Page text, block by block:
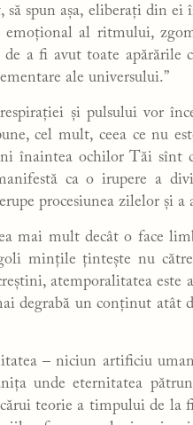
spun așa, eliberați din ei
al ritmului,
a fi avut toate apărările
ale universului.”
și pulsului vor
cel mult, ceea ce nu
înaintea ochilor Tăi sînt
ca o irupere a
procesiunea zilelor și a
mai mult decât o face
mințile țintește nu
atemporalitatea
degrabă un conținut
– niciun artificiu
unde eternitatea
teorie a timpului de la